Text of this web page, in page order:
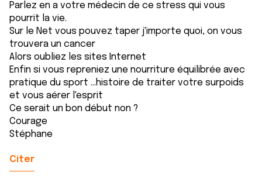
Parlez en a votre médecin de ce stress qui vous
pourrit la vie.
Sur le Net vous pouvez taper j'importe quoi, on vous
trouvera un cancer
Alors oubliez les sites Internet
Enfin si vous repreniez une nourriture équilibrée avec
pratique du sport ...histoire de traiter votre surpoids
et vous aérer l'esprit
Ce serait un bon début non ?
Courage
Stéphane
Citer